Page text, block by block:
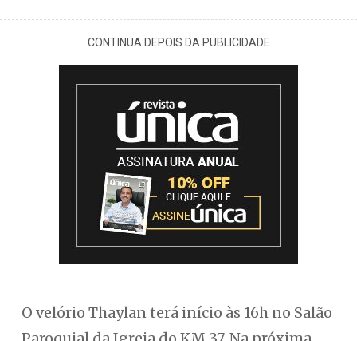
CONTINUA DEPOIS DA PUBLICIDADE
O velório Thaylan terá início às 16h no Salão